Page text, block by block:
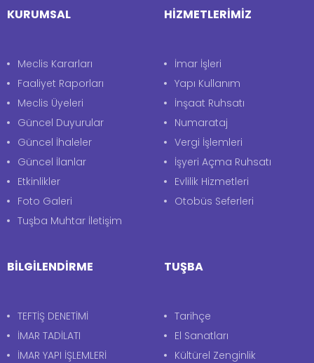
KURUMSAL
Meclis Kararları
Faaliyet Raporları
Meclis Üyeleri
Güncel Duyurular
Güncel İhaleler
Güncel İlanlar
Etkinlikler
Foto Galeri
Tuşba Muhtar İletişim
HİZMETLERİMİZ
İmar İşleri
Yapı Kullanım
İnşaat Ruhsatı
Numarataj
Vergi İşlemleri
İşyeri Açma Ruhsatı
Evlilik Hizmetleri
Otobüs Seferleri
BİLGİLENDİRME
TEFTİŞ DENETİMİ
İMAR TADİLATI
İMAR YAPI İŞLEMLERİ
TUŞBA
Tarihçe
El Sanatları
Kültürel Zenginlik